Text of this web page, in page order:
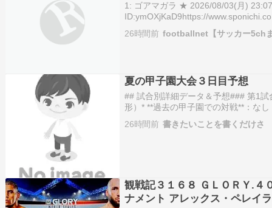
1: ゴアマガラ ★ 2026/08/03(月)
ID:ymOXjKaD9https://
ht…
26時間前 footballnet【サッカー5ch
夏の甲子園大会３日目予想
## 試合別詳細データ＆予想### 第1
形）* **過去の甲子園での対戦**：な
海大甲府**：山梨大会優勝（3年ぶり
戦を勝ち抜き本戦へ。* **…
26時間前 書きたいことを書くだけさ
観戦記３１６８ ＧＬＯＲＹ.４
ナメント アレックス・ペレイ